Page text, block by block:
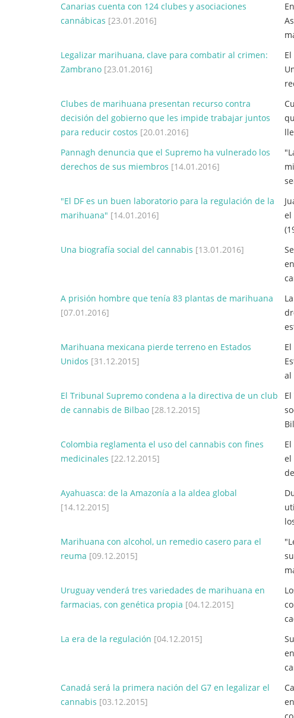
Canarias cuenta con 124 clubes y asociaciones
cannábicas [23.01.2016]
Legalizar marihuana, clave para combatir al crimen:
Zambrano [23.01.2016]
Clubes de marihuana presentan recurso contra
decisión del gobierno que les impide trabajar juntos
para reducir costos [20.01.2016]
Pannagh denuncia que el Supremo ha vulnerado los
derechos de sus miembros [14.01.2016]
"El DF es un buen laboratorio para la regulación de la
marihuana" [14.01.2016]
el
Una biografía social del cannabis [13.01.2016]
A prisión hombre que tenía 83 plantas de marihuana
[07.01.2016]
Marihuana mexicana pierde terreno en Estados
Unidos [31.12.2015]
al
El Tribunal Supremo condena a la directiva de un club
de cannabis de Bilbao [28.12.2015]
Colombia reglamenta el uso del cannabis con fines
medicinales [22.12.2015]
el
Ayahuasca: de la Amazonía a la aldea global
[14.12.2015]
Marihuana con alcohol, un remedio casero para el
reuma [09.12.2015]
Uruguay venderá tres variedades de marihuana en
farmacias, con genética propia [04.12.2015]
La era de la regulación [04.12.2015]
Canadá será la primera nación del G7 en legalizar el
cannabis [03.12.2015]